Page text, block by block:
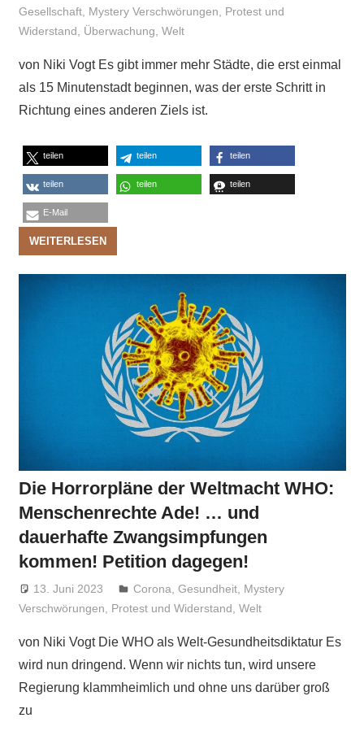
Gesellschaft, Mystery Verschwörungen, Protest und
Widerstand, Überwachung, Welt
von Niki Vogt Es gibt immer mehr Städte, die erst einmal
als 15 Minutenstadt beginnen, was der erste Schritt in
Richtung eines anderen Ziels ist.
teilen teilen teilen
teilen teilen teilen
E-Mail
WEITERLESEN
Die Horrorpläne der Weltmacht WHO:
Menschenrechte Ade! … und
dauerhafte Zwangsimpfungen
kommen! Petition dagegen!
13. Juni 2023 Niki Vogt
Corona ,Gesundheit Mystery
Verschwörungen
Protest und Widerstand Welt
von Niki Vogt Die WHO als Welt-Gesundheitsdiktatur Es
wird nun dringend. Wenn wir nichts tun, wird unsere
Regierung klammheimlich und ohne uns darüber groß
zu